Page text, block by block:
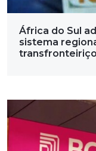
África do Sul
sistema